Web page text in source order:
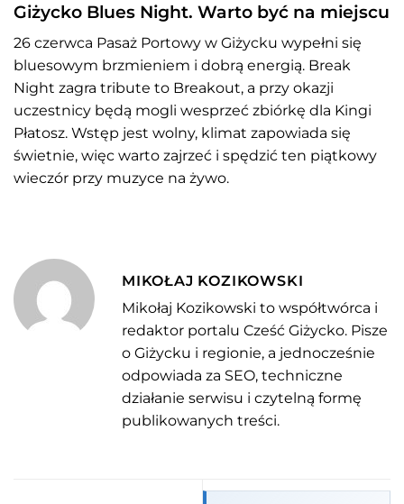
Giżycko Blues Night. Warto być na miejscu
26 czerwca Pasaż Portowy w Giżycku wypełni się
bluesowym brzmieniem i dobrą energią. Break
Night zagra tribute to Breakout, a przy okazji
uczestnicy będą mogli wesprzeć zbiórkę dla Kingi
Płatosz. Wstęp jest wolny, klimat zapowiada się
świetnie, więc warto zajrzeć i spędzić ten piątkowy
wieczór przy muzyce na żywo.
MIKOŁAJ KOZIKOWSKI
Mikołaj Kozikowski to współtwórca i
redaktor portalu Cześć Giżycko. Pisze
o Giżycku i regionie, a jednocześnie
odpowiada za SEO, techniczne
działanie serwisu i czytelną formę
publikowanych treści.